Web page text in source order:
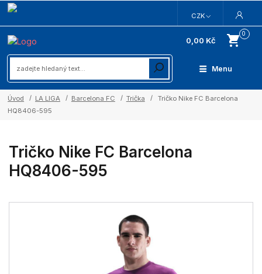
Menu
CZK
0
0,00 Kč
Úvod LA LIGA Barcelona FC Trička
Tričko Nike FC Barcelona
HQ8406-595
Tričko Nike FC Barcelona
HQ8406-595